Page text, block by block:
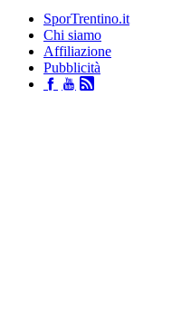
SporTrentino.it
Chi siamo
Affiliazione
Pubblicità